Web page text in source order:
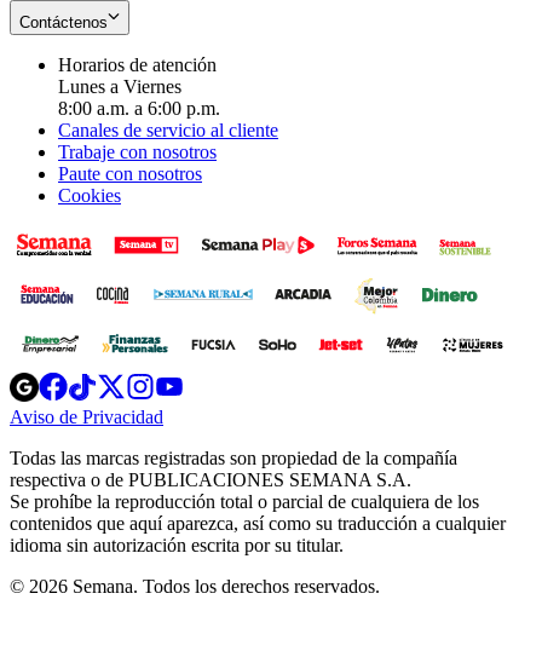
Contáctenos
Horarios de atención
Lunes a Viernes
8:00 a.m. a 6:00 p.m.
Canales de servicio al cliente
Trabaje con nosotros
Paute con nosotros
Cookies
Opens
in
new
Opens
in
new
Opens
in
new
window
Opens
new
windowwindow
Aviso de Privacidad
new
window
Todas las marcas registradas son propiedad de la compañía
respectiva o de PUBLICACIONES SEMANA S.A.
Se prohíbe la reproducción total o parcial de cualquiera de los
contenidos que aquí aparezca, así como su traducción a cualquier
idioma sin autorización escrita por su titular.
© 2026 Semana. Todos los derechos reservados.